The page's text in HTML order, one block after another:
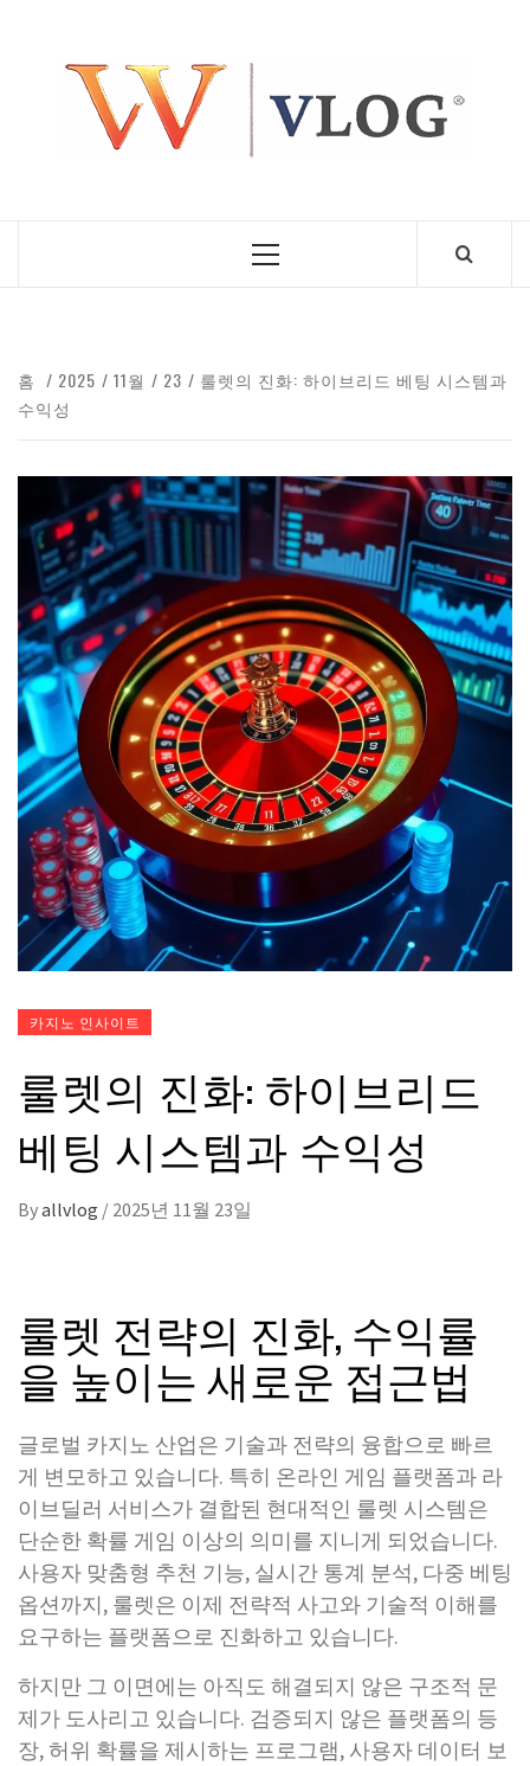
기
홈 2025 11월 23
룰렛의 진화: 하이브리드 베팅 시스템과
수익성
카지노 인사이트
룰렛의 진화: 하이브리드
베팅 시스템과 수익성
Byallvlog / 2025년 11월 23일
룰렛 전략의 진화, 수익률
을 높이는 새로운 접근법
글로벌 카지노 산업은 기술과 전략의 융합으로 빠르
게 변모하고 있습니다. 특히 온라인 게임 플랫폼과 라
이브딜러 서비스가 결합된 현대적인 룰렛 시스템은
단순한 확률 게임 이상의 의미를 지니게 되었습니다.
사용자 맞춤형 추천 기능, 실시간 통계 분석, 다중 베팅
옵션까지, 룰렛은 이제 전략적 사고와 기술적 이해를
요구하는 플랫폼으로 진화하고 있습니다.
하지만 그 이면에는 아직도 해결되지 않은 구조적 문
제가 도사리고 있습니다. 검증되지 않은 플랫폼의 등
장, 허위 확률을 제시하는 프로그램, 사용자 데이터 보